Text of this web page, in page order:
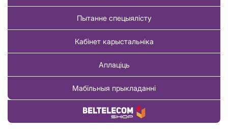
Пытанне спецыялісту
Кабінет карыстальніка
Аплаціць
Мабільныя прыкладанні
Купіць тавар